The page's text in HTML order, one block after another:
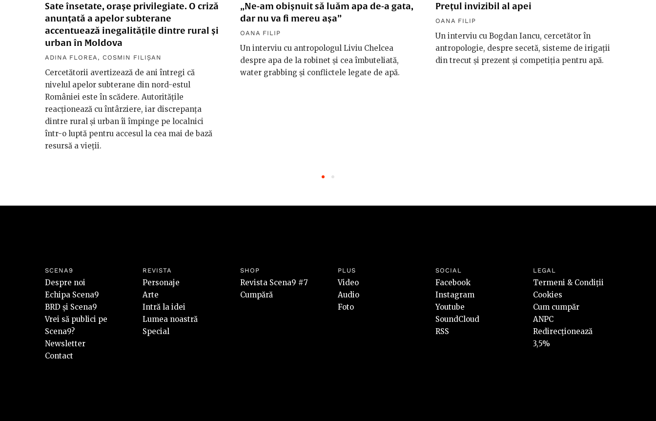
Sate însetate, orașe privilegiate. O criză
anunțată a apelor subterane
accentuează inegalitățile dintre rural și
urban în Moldova
ADINA FLOREA , COSMIN FILIȘAN
Cercetătorii avertizează de ani întregi că
nivelul apelor subterane din nord-estul
României este în scădere. Autoritățile
reacționează cu întârziere, iar discrepanța
dintre rural și urban îi împinge pe localnici
într-o luptă pentru accesul la cea mai de bază
resursă a vieții.
„Ne-am obișnuit să luăm apa de-a gata,
dar nu va fi mereu așa”
OANA FILIP
Un interviu cu antropologul Liviu Chelcea
despre apa de la robinet și cea îmbuteliată,
water grabbing și conflictele legate de apă.
Prețul invizibil al apei
OANA FILIP
Un interviu cu Bogdan Iancu, cercetător în
antropologie, despre secetă, sisteme de irigații
din trecut și prezent și competiția pentru apă.
SCENA9
Despre noi
Echipa Scena9
BRD și Scena9
Vrei să publici pe
Scena9?
Newsletter
Contact
REVISTA
Personaje
Arte
Intră la idei
Lumea noastră
Special
SHOP
Revista Scena9 #7
Cumpără
PLUS
Video
Audio
Foto
SOCIAL
Facebook
Instagram
Youtube
SoundCloud
RSS
LEGAL
Termeni & Condiții
Cookies
Cum cumpăr
ANPC
Redirecționează
3,5%